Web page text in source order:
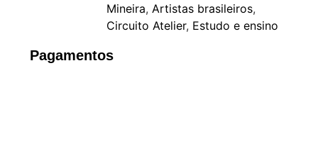
Mineira, Artistas brasileiros,
Circuito Atelier, Estudo e ensino
Pagamentos